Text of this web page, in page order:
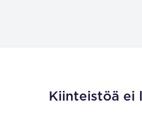
Kiinteistöä ei